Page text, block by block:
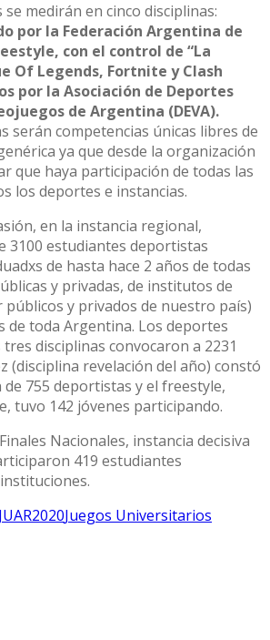
medirán en cinco disciplinas:
por la Federación Argentina de
con el control de “La
Of Legends, Fortnite y Clash
por la Asociación de Deportes
de Argentina (DEVA).
serán competencias únicas libres de
ya que desde la organización
que haya participación de todas las
los deportes e instancias.
en la instancia regional,
3100 estudiantes deportistas
de hasta hace 2 años de todas
y privadas, de institutos de
y privados de nuestro país)
de toda Argentina. Los deportes
disciplinas convocaron a 2231
(disciplina revelación del año) constó
755 deportistas y el freestyle,
tuvo 142 jóvenes participando.
Nacionales, instancia decisiva
419 estudiantes
Juegos Universitarios